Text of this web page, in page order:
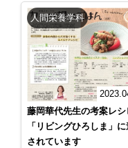
人間栄養学科
藤岡華代先生の考案レシ
「リビングひろしま」
されています